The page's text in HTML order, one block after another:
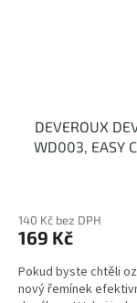
DEVEROUX
WD003, EASY
140 Kč bez DPH
169 Kč
Pokud byste chtěli
nový řemínek